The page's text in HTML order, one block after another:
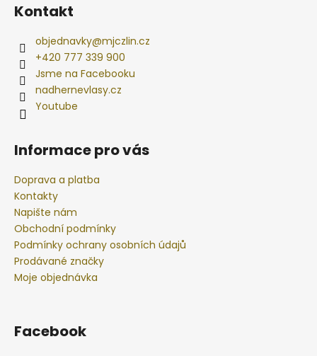
Kontakt
objednavky@mjczlin.cz
+420 777 339 900
Jsme na Facebooku
nadhernevlasy.cz
Youtube
Informace pro vás
Doprava a platba
Kontakty
Napište nám
Obchodní podmínky
Podmínky ochrany osobních údajů
Prodávané značky
Moje objednávka
Facebook